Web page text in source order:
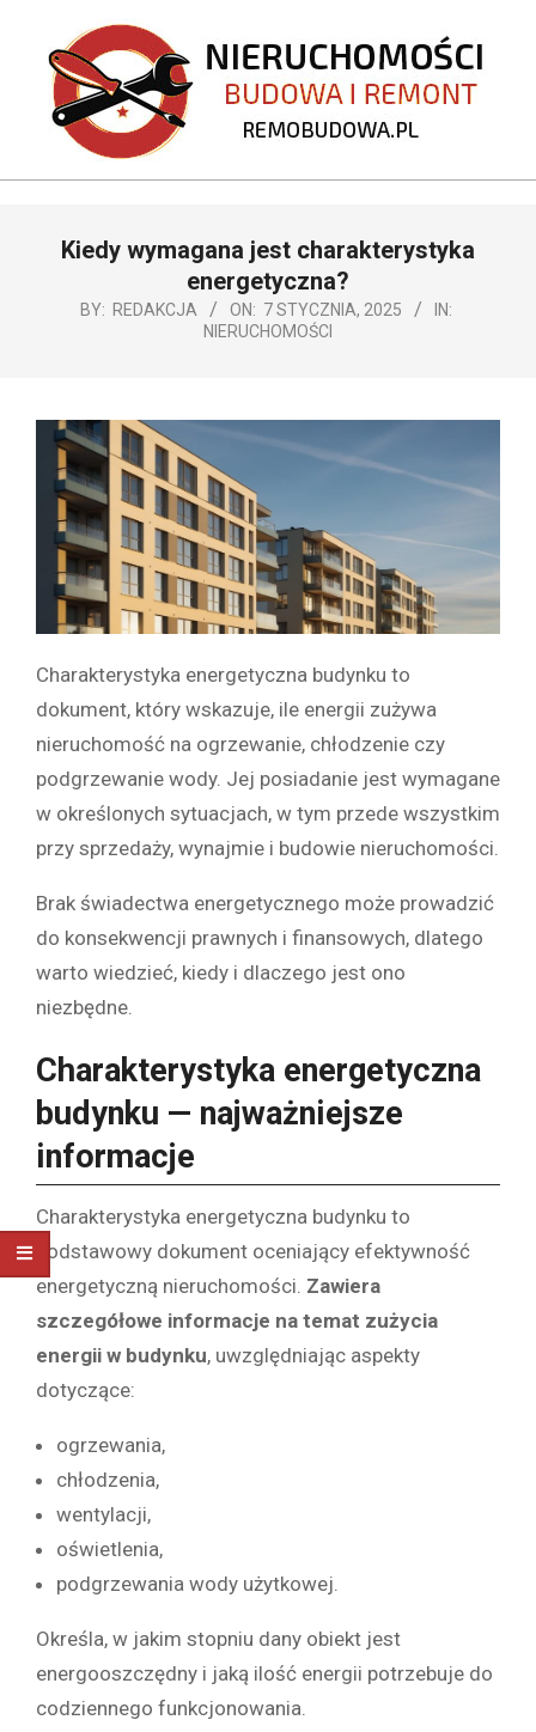
content
REMOBUDOWA.PL
NavigationKiedy wymagana jest charakterystyka
energetyczna?
BY: REDAKCJA ON: 7 STYCZNIA, 2025
IN:
NIERUCHOMOŚCI
Charakterystyka energetyczna budynku to
dokument, który wskazuje, ile energii zużywa
nieruchomość na ogrzewanie, chłodzenie czy
podgrzewanie wody. Jej posiadanie jest wymagane
w określonych sytuacjach, w tym przede wszystkim
przy sprzedaży, wynajmie i budowie nieruchomości.
Brak świadectwa energetycznego może prowadzić
do konsekwencji prawnych i finansowych, dlatego
warto wiedzieć, kiedy i dlaczego jest ono
niezbędne.
Charakterystyka energetyczna
budynku — najważniejsze
informacje
Charakterystyka energetyczna budynku to
podstawowy dokument oceniający efektywność
energetyczną nieruchomości. Zawiera
szczegółowe informacje na temat zużycia
energii w budynku, uwzględniając aspekty
dotyczące:
ogrzewania,
chłodzenia,
wentylacji,
oświetlenia,
podgrzewania wody użytkowej.
Określa, w jakim stopniu dany obiekt jest
energooszczędny i jaką ilość energii potrzebuje do
codziennego funkcjonowania.